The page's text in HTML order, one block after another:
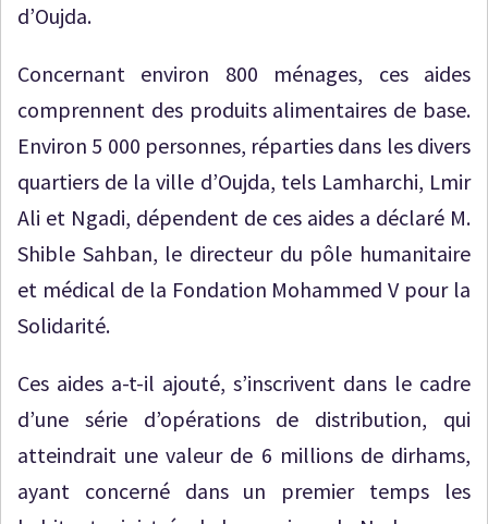
d’Oujda.
Concernant environ 800 ménages, ces aides
comprennent des produits alimentaires de base.
Environ 5 000 personnes, réparties dans les divers
quartiers de la ville d’Oujda, tels Lamharchi, Lmir
Ali et Ngadi, dépendent de ces aides a déclaré M.
Shible Sahban, le directeur du pôle humanitaire
et médical de la Fondation Mohammed V pour la
Solidarité.
Ces aides a-t-il ajouté, s’inscrivent dans le cadre
d’une série d’opérations de distribution, qui
atteindrait une valeur de 6 millions de dirhams,
ayant concerné dans un premier temps les